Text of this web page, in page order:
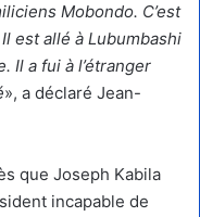
Mobondo. C’est
est allé à Lubumbashi
Il a fui à l’étranger
», a déclaré Jean-
que Joseph Kabila
incapable de